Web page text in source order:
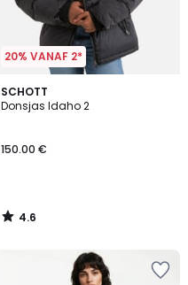
20% VANAF 2*
SCHOTT
Donsjas Idaho 2
150.00 €
4.6
/ 5
4.6
/